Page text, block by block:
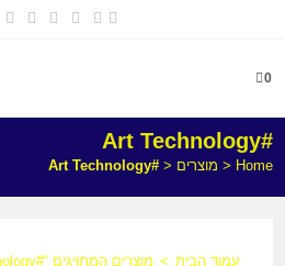
0
#Art Technology
Home
< מוצרים <
#Art Technology
עמוד הבית > מוצרים המתויגים “#Art Technology”